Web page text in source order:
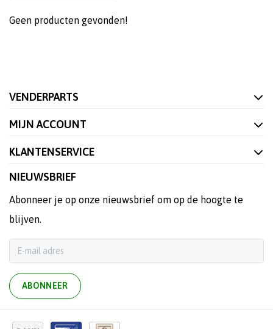
Geen producten gevonden!
VENDERPARTS
MIJN ACCOUNT
KLANTENSERVICE
NIEUWSBRIEF
Abonneer je op onze nieuwsbrief om op de hoogte te
blijven.
ABONNEER